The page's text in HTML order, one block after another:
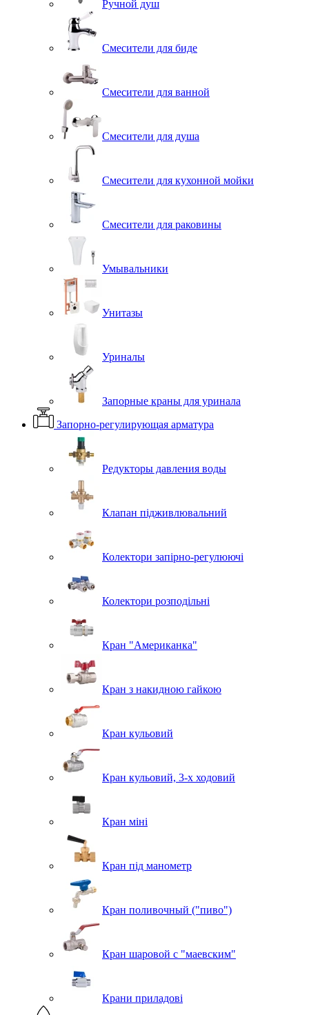
Ручной душ
Смесители для биде
Смесители для ванной
Смесители для душа
Смесители для кухонной мойки
Смесители для раковины
Умывальники
Унитазы
Уриналы
Запорные краны для уринала
Запорно-регулирующая арматура
Редукторы давления воды
Клапан підживлювальний
Колектори запірно-регулюючі
Колектори розподільні
Кран "Американка"
Кран з накидною гайкою
Кран кульовий
Кран кульовий, 3-х ходовий
Кран міні
Кран під манометр
Кран поливочный ("пиво")
Кран шаровой с "маевским"
Крани приладові